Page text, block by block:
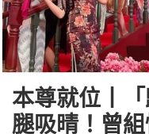
本尊就位丨
腿吸晴！曾